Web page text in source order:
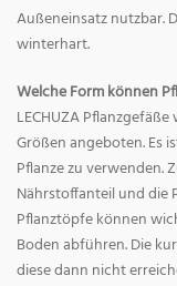
Außeneinsatz nutzbar.
winterhart.
Welche Form können
LECHUZA
Größen angeboten. Es
Pflanze zu verwenden.
Nährstoffanteil und die
Pflanztöpfe können
Boden abführen. Die
diese dann nicht